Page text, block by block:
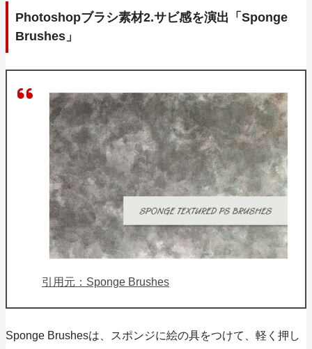
Photoshopブラシ素材2.サビ感を演出「Sponge
Brushes」
引用元：Sponge Brushes
Sponge Brushesは、スポンジに絵の具をつけて、軽く押し